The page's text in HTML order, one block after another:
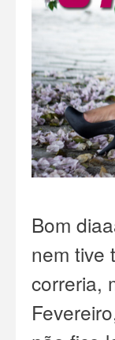
Bom
nem tive
correria,